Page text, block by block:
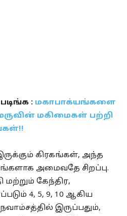
: மகாபாக்யங்களை
மகிமைகள் பற்றி
கிரகங்கள், அந்த
அமைவதே சிறப்பு.
மற்றும் கேந்திர,
4, 5, 9, 10 ஆகிய
இருப்பதும்,